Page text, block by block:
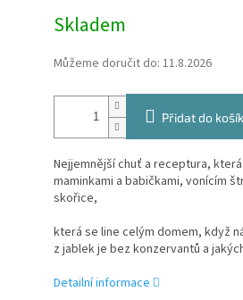
cena:
Skladem
Můžeme doručit do: 11.8.2026
Přidat do
Nejjemnější chuť a receptura,
maminkami a babičkami, vonícím
skořice,
která se line celým domem, když
z jablek je bez konzervantů a
Detailní informace